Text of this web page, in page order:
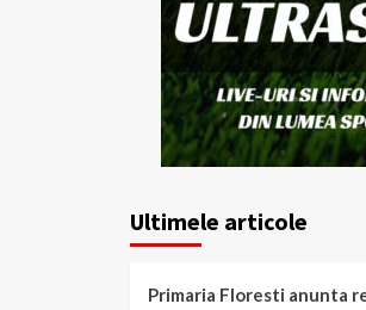
Ultimele articole
Primaria Floresti anunta